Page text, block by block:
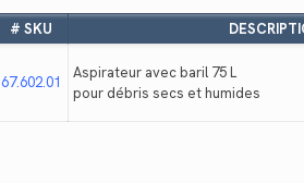
# SKU
67.602.01
Aspirateur avec baril 75 L
pour débris secs et humides